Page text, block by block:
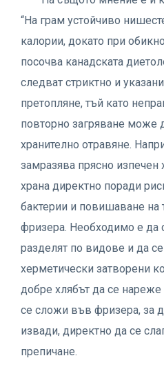
“На грам устойчиво
калории, докато при
посочва канадската
следват стриктно и
претопляне, тъй като
повторно загряване може
хранително отравяне.
замразява прясно изпечен
храна директно поради
бактерии и повишаване на
фризера. Необходимо е да
разделят по видове и да
херметически затворени
добре хлябът да се
се сложи във фризера, за
извади, директно да се
препичане.